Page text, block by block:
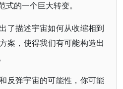
的一个巨大转变。
了描述宇宙如何从收缩相到
案，使得我们有可能构造出
反弹宇宙的可能性，你可能